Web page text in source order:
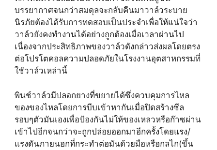
บรรยากาศจนกว่าสมดุลจะกลับคืนมาวาล์วระบาย
นิรภัยต้องได้รับการทดสอบเป็นประจำเพื่อให้แน่ใจว่า
วาล์วยังคงทำงานได้อย่างถูกต้องเมื่อเวลาผ่านไป
เนื่องจากประสิทธิภาพของวาล์วดังกล่าวส่งผลโดยตรง
ต่อโปรโตคอลความปลอดภัยในโรงงานอุตสาหกรรมที่
ใช้วาล์วเหล่านี้
พินช์วาล์วมีปลอกยางที่ขยายได้ซึ่งควบคุมการไหล
ของของไหลโดยการบีบเข้าหากันเมื่อปิดสร้างซีล
รอบๆตัวมันเองเพื่อป้องกันไม่ให้ของเหลวหรือก๊าซผ่าน
เข้าไปอีกจนกว่าจะถูกปล่อยออกมาอีกครั้งโดยแรง/
แรงดันภายนอกที่กระทำต่อมันด้วยมือหรือกลไก(ขึ้น